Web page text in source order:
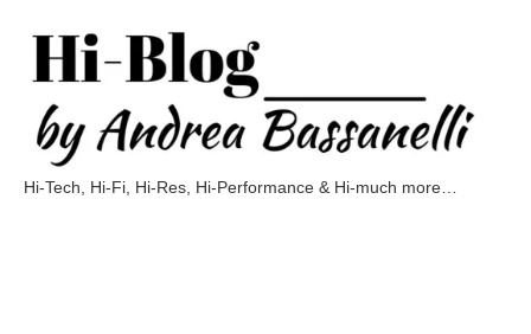
contenuto
Hi-Tech, Hi-Fi, Hi-Res, Hi-Performance & Hi-much more…